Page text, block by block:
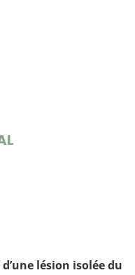
lésion isolée du